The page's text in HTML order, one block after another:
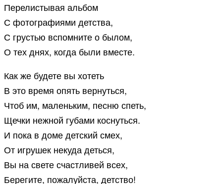
Перелистывая альбом
С фотографиями детства,
С грустью вспомните о былом,
О тех днях, когда были вместе.
Как же будете вы хотеть
В это время опять вернуться,
Чтоб им, маленьким, песню спеть,
Щечки нежной губами коснуться.
И пока в доме детский смех,
От игрушек некуда деться,
Вы на свете счастливей всех,
Берегите, пожалуйста, детство!